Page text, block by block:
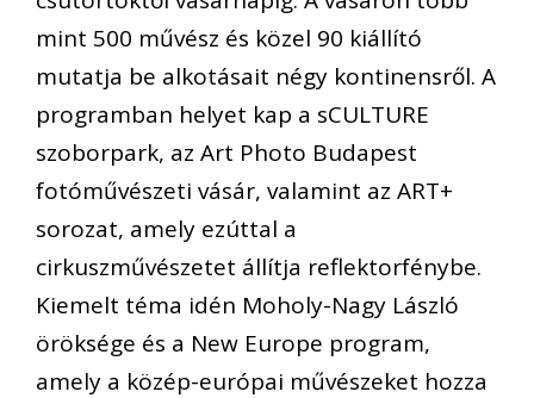
mint 500 művész és közel 90 kiállító
mutatja be alkotásait négy kontinensről. A
programban helyet kap a sCULTURE
szoborpark, az Art Photo Budapest
fotóművészeti vásár, valamint az ART+
sorozat, amely ezúttal a
cirkuszművészetet állítja reflektorfénybe.
Kiemelt téma idén Moholy-Nagy László
öröksége és a New Europe program,
amely a közép-európai művészeket hozza